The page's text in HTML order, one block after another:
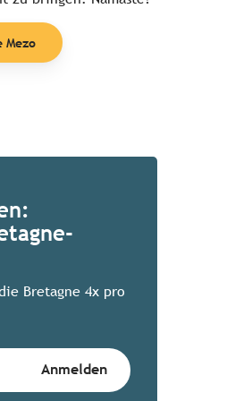
Mezo
Bretagne 4x pro